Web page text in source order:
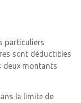
particuliers
sont déductibles
deux montants
la limite de